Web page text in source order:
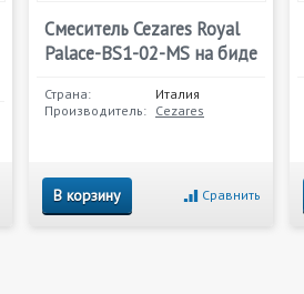
Смеситель Cezares Royal
Palace-BS1-02-MS на биде
Страна:
Италия
Производитель: Cezares
В корзину Сравнить